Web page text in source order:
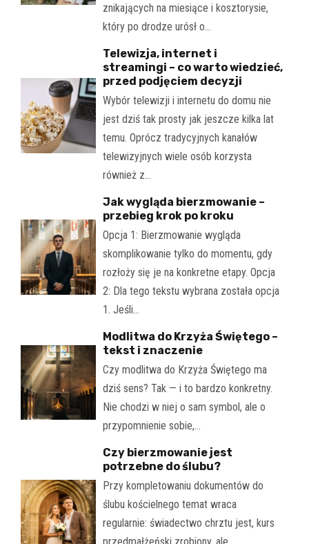
znikających na miesiące i kosztorysie,
który po drodze urósł o…
Telewizja, internet i
streamingi – co warto wiedzieć,
przed podjęciem decyzji
Wybór telewizji i internetu do domu nie
jest dziś tak prosty jak jeszcze kilka lat
temu. Oprócz tradycyjnych kanałów
telewizyjnych wiele osób korzysta
również z…
Jak wygląda bierzmowanie –
przebieg krok po kroku
Opcja 1: Bierzmowanie wygląda
skomplikowanie tylko do momentu, gdy
rozłoży się je na konkretne etapy. Opcja
2: Dla tego tekstu wybrana została opcja
1. Jeśli…
Modlitwa do Krzyża Świętego –
tekst i znaczenie
Czy modlitwa do Krzyża Świętego ma
dziś sens? Tak — i to bardzo konkretny.
Nie chodzi w niej o sam symbol, ale o
przypomnienie sobie,…
Czy bierzmowanie jest
potrzebne do ślubu?
Przy kompletowaniu dokumentów do
ślubu kościelnego temat wraca
regularnie: świadectwo chrztu jest, kurs